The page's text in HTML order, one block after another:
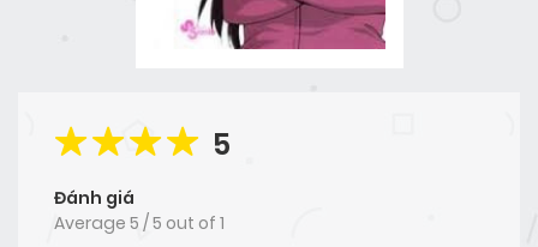
5
Đánh giá
Average 5 /5 out of 1